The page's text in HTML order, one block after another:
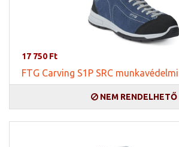
17 750 Ft
FTG Carving S1P SRC
NEM RENDELHETŐ